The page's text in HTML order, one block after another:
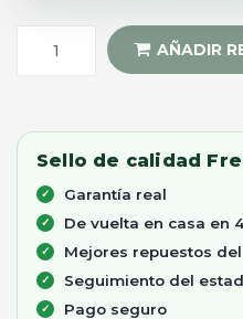
AÑADIR
Sello de calidad
Garantía real
De vuelta en casa en
Mejores repuestos
Seguimiento del
Pago seguro